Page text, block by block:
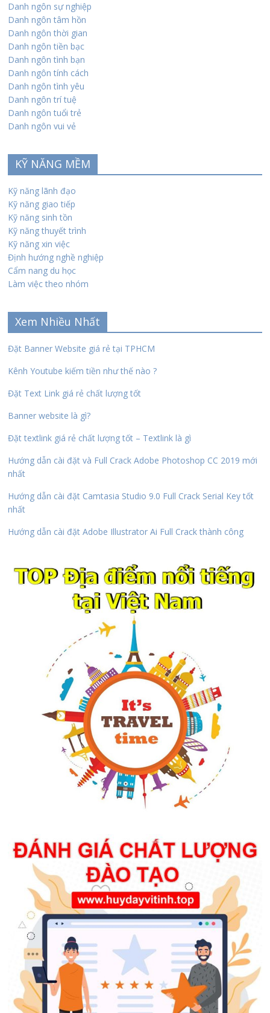
Danh ngôn sự nghiệp
Danh ngôn tâm hồn
Danh ngôn thời gian
Danh ngôn tiền bạc
Danh ngôn tình bạn
Danh ngôn tính cách
Danh ngôn tình yêu
Danh ngôn trí tuệ
Danh ngôn tuổi trẻ
Danh ngôn vui vẻ
KỸ NĂNG MỀM
Kỹ năng lãnh đạo
Kỹ năng giao tiếp
Kỹ năng sinh tồn
Kỹ năng thuyết trình
Kỹ năng xin việc
Định hướng nghề nghiệp
Cẩm nang du học
Làm việc theo nhóm
Xem Nhiều Nhất
Đặt Banner Website giá rẻ tại TPHCM
Kênh Youtube kiếm tiền như thế nào ?
Đặt Text Link giá rẻ chất lượng tốt
Banner website là gì?
Đặt textlink giá rẻ chất lượng tốt – Textlink là gì
Hướng dẫn cài đặt và Full Crack Adobe Photoshop CC 2019 mới
nhất
Hướng dẫn cài đặt Camtasia Studio 9.0 Full Crack Serial Key tốt
nhất
Hướng dẫn cài đặt Adobe Illustrator Ai Full Crack thành công